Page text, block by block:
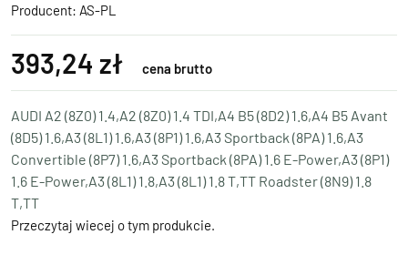
Producent: AS-PL
393,24 zł cena brutto
AUDI A2 (8Z0) 1.4,A2 (8Z0) 1.4 TDI,A4 B5 (8D2) 1.6,A4 B5 Avant
(8D5) 1.6,A3 (8L1) 1.6,A3 (8P1) 1.6,A3 Sportback (8PA) 1.6,A3
Convertible (8P7) 1.6,A3 Sportback (8PA) 1.6 E-Power,A3 (8P1)
1.6 E-Power,A3 (8L1) 1.8,A3 (8L1) 1.8 T,TT Roadster (8N9) 1.8
T,TT
Przeczytaj wiecej o tym produkcie.